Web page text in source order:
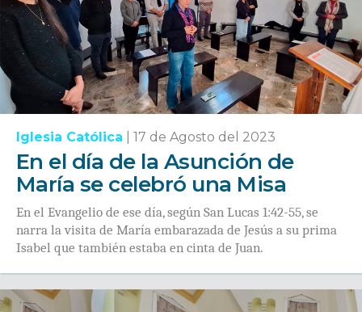
Iglesia Católica 17 de Agosto del 2023
En el día de la Asunción de
María se celebró una Misa
En el Evangelio de ese día, según San Lucas 1:42-55, se
narra la visita de María embarazada de Jesús a su prima
Isabel que también estaba en cinta de Juan.